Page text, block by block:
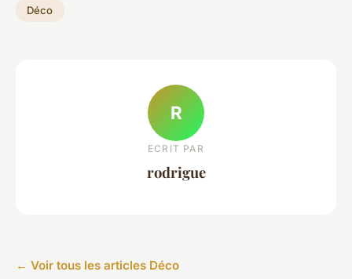
Déco
R
ECRIT PAR
rodrigue
← Voir tous les articles Déco